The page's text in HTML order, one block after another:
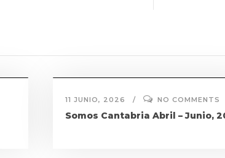
11 JUNIO, 2026 NO COMMENTS
Somos Cantabria Abril – Junio,